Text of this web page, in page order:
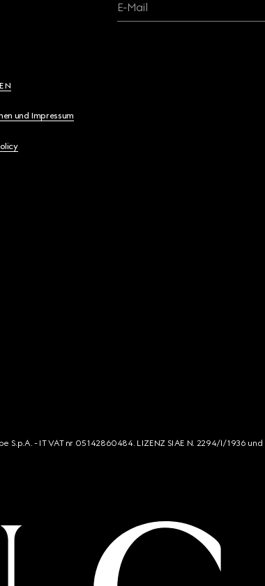
und Impressum
E-Mail
- IT VAT nr 05142860484. LIZENZ SIAE N. 2294/I/1936